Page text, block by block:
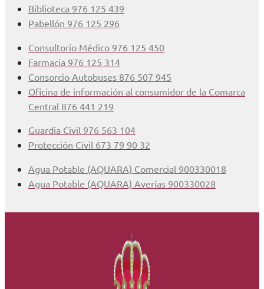
Biblioteca 976 125 439
Pabellón 976 125 296
Consultorio Médico 976 125 450
Farmacia 976 125 314
Consorcio Autobuses 876 507 945
Oficina de información al consumidor de la Comarca
Central 876 441 219
Guardia Civil 976 563 104
Protección Civil 673 79 90 32
Agua Potable (AQUARA) Comercial 900330018
Agua Potable (AQUARA) Averías 900330028